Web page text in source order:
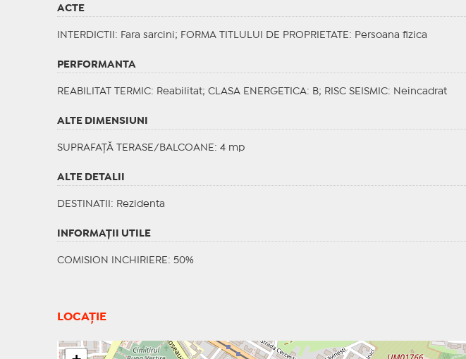
ACTE
INTERDICTII : Fara sarcini; FORMA TITLULUI DE PROPRIETATE : Persoana fizica
PERFORMANTA
REABILITAT TERMIC: Reabilitat; CLASA ENERGETICA: B; RISC SEISMIC: Neincadrat
ALTE DIMENSIUNI
SUPRAFAȚĂ TERASE/BALCOANE: 4 mp
ALTE DETALII
DESTINATII : Rezidenta
INFORMAŢII UTILE
COMISION INCHIRIERE: 50%
LOCAȚIE